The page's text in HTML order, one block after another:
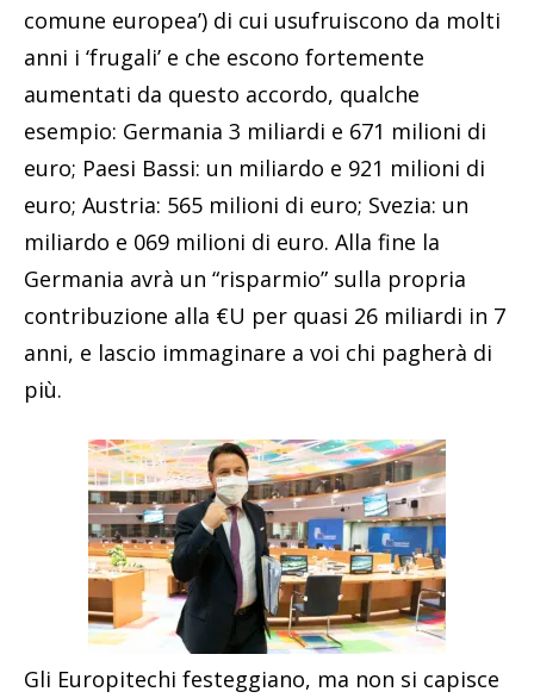
comune europea’) di cui usufruiscono da molti
anni i ‘frugali’ e che escono fortemente
aumentati da questo accordo, qualche
esempio: Germania 3 miliardi e 671 milioni di
euro; Paesi Bassi: un miliardo e 921 milioni di
euro; Austria: 565 milioni di euro; Svezia: un
miliardo e 069 milioni di euro. Alla fine la
Germania avrà un “risparmio” sulla propria
contribuzione alla €U per quasi 26 miliardi in 7
anni, e lascio immaginare a voi chi pagherà di
più.
Gli Europitechi festeggiano, ma non si capisce